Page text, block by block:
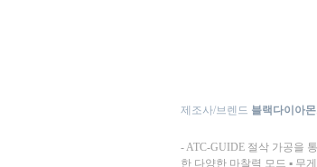
제조사/브렌드 블랙다이아
- ATC-GUIDE 절삭 가공을
한 다양한 마찰력 모드 ▪ 무